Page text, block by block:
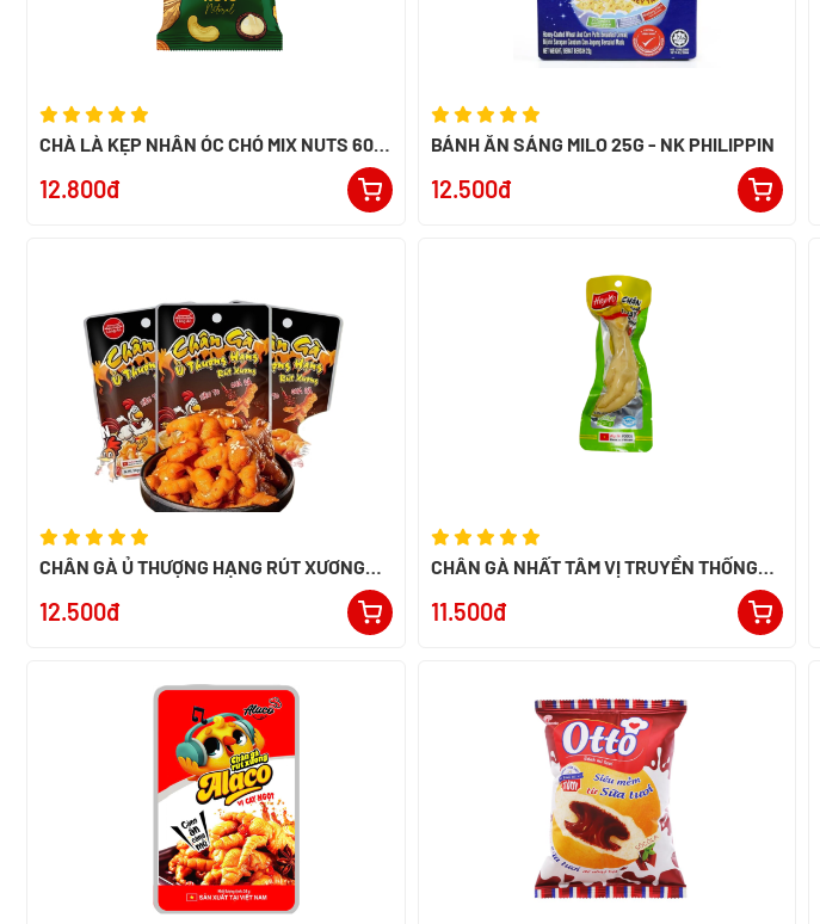
CHÀ LÀ KẸP NHÂN ÓC CHÓ MIX NUTS 60G
12.800đ
BÁNH ĂN SÁNG MILO 25G - NK PHILIPPIN
12.500đ
CHÂN GÀ Ủ THƯỢNG HẠNG RÚT XƯƠNG
12.500đ
CHÂN GÀ NHẤT TÂM VỊ TRUYỀN THỐNG
11.500đ